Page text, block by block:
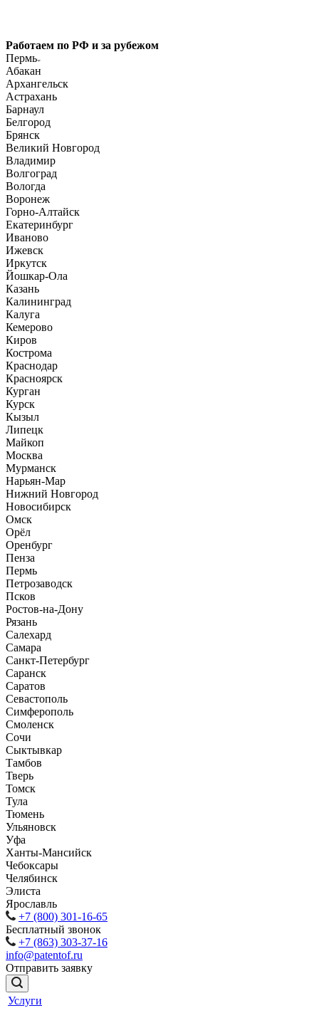
Работаем по РФ и за рубежом
Пермь
Абакан
Архангельск
Астрахань
Барнаул
Белгород
Брянск
Великий Новгород
Владимир
Волгоград
Вологда
Воронеж
Горно-Алтайск
Екатеринбург
Иваново
Ижевск
Иркутск
Йошкар-Ола
Казань
Калининград
Калуга
Кемерово
Киров
Кострома
Краснодар
Красноярск
Курган
Курск
Кызыл
Липецк
Майкоп
Москва
Мурманск
Нарьян-Мар
Нижний Новгород
Новосибирск
Омск
Орёл
Оренбург
Пенза
Пермь
Петрозаводск
Псков
Ростов-на-Дону
Рязань
Салехард
Самара
Санкт-Петербург
Саранск
Саратов
Севастополь
Симферополь
Смоленск
Сочи
Сыктывкар
Тамбов
Тверь
Томск
Тула
Тюмень
Ульяновск
Уфа
Ханты-Мансийск
Чебоксары
Челябинск
Элиста
Ярославль
+7 (800) 301-16-65
Бесплатный звонок
+7 (863) 303-37-16
info@patentof.ru
Отправить заявку
Услуги